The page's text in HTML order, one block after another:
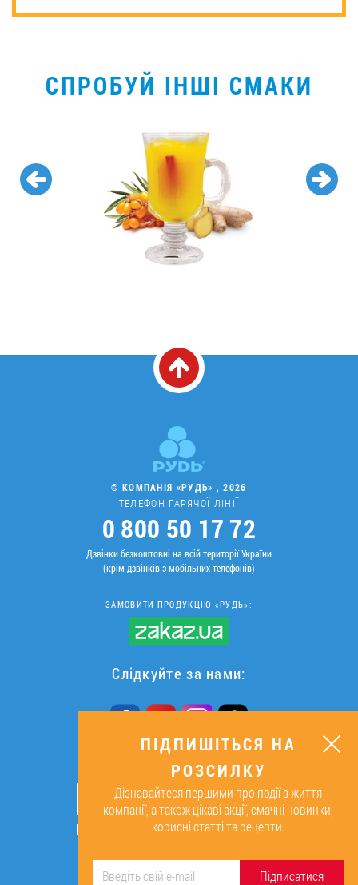
СПРОБУЙ ІНШІ СМАКИ
© КОМПАНІЯ «РУДЬ» , 2026
ТЕЛЕФОН ГАРЯЧОЇ ЛІНІЇ
0 800 50 17 72
Дзвінки безкоштовні на всій території України
(крім дзвінків з мобільних телефонів)
ЗАМОВИТИ ПРОДУКЦІЮ «РУДЬ»:
Слідкуйте за нами:
ПІДПИШІТЬСЯ НА РОЗСИЛКУ
ОК
Підписуючись, я даю згоду на
ПІДПИШІТЬСЯ НА
РОЗСИЛКУ
Дізнавайтеся першими про події з життя
компанії, а також цікаві акції, смачні новинки,
корисні статті та рецепти.
Підписатися